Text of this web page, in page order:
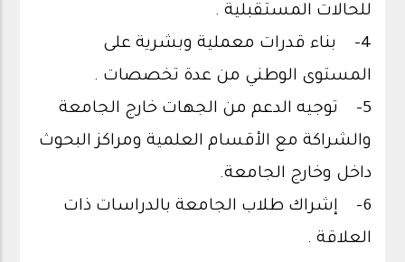
للحالات المستقبلية .
4- بناء قدرات معملية وبشرية على
المستوى الوطني من عدة تخصصات .
5- توجيه الدعم من الجهات خارج الجامعة
والشراكة مع الأقسام العلمية ومراكز البحوث
داخل وخارج الجامعة.
6- إشراك طلاب الجامعة بالدراسات ذات
العلاقة .